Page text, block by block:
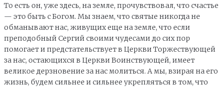
То есть он, уже здесь, на земле, прочувствовал, что счастье
— это быть с Богом. Мы знаем, что святые никогда не
обманывают нас, живущих еще на земле, что если
преподобный Сергий своими чудесами до сих пор
помогает и предстательствует в Церкви Торжествующей
за нас, остающихся в Церкви Воинствующей, имеет
великое дерзновение за нас молиться. А мы, взирая на его
жизнь, будем сильнее и сильнее укрепляться в том, что